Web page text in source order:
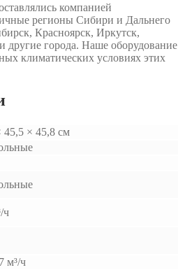
компанией
регионы Сибири и Дальнего
Красноярск, Иркутск,
другие города. Наше оборудование
климатических условиях этих
45,5 × 45,8 см
ч
м³/ч